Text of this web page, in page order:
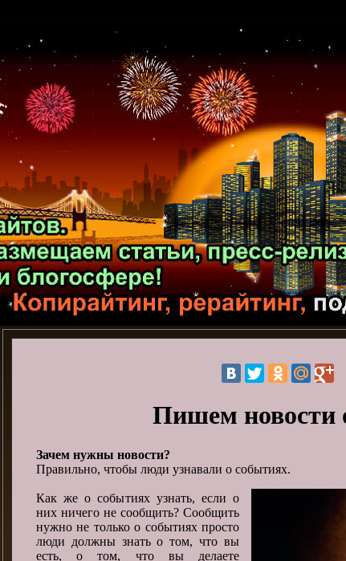
Пишем новости
Зачем нужны новости?
Правильно, чтобы люди узнавали о событиях.
Как же о событиях узнать, если о
них ничего не сообщить? Сообщить
нужно не только о событиях просто
люди должны знать о том, что вы
есть, о том, что вы делаете